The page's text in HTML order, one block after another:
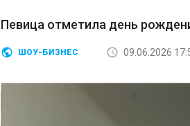
Певица отметила день
ШОУ-БИЗНЕС 09.06.2026